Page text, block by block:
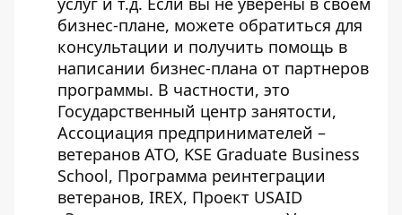
бизнес-плане, можете обратиться для
консультации и получить помощь в
написании бизнес-плана от партнеров
программы. В частности, это
Государственный центр занятости,
Ассоциация предпринимателей –
ветеранов АТО, KSE Graduate Business
School, Программа реинтеграции
ветеранов, IREX, Проект USAID